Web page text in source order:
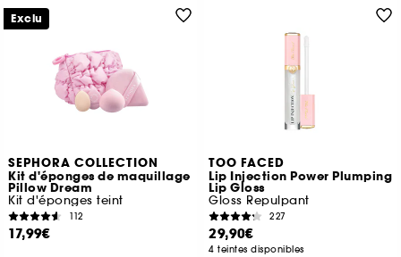
SEPHORA COLLECTION
Kit d'éponges de maquillage
Pillow Dream
Kit d'éponges teint
112
17,99€
Exclu
TOO FACED
Lip Injection Power Plumping
Lip Gloss
Gloss Repulpant
227
29,90€
4 teintes disponibles